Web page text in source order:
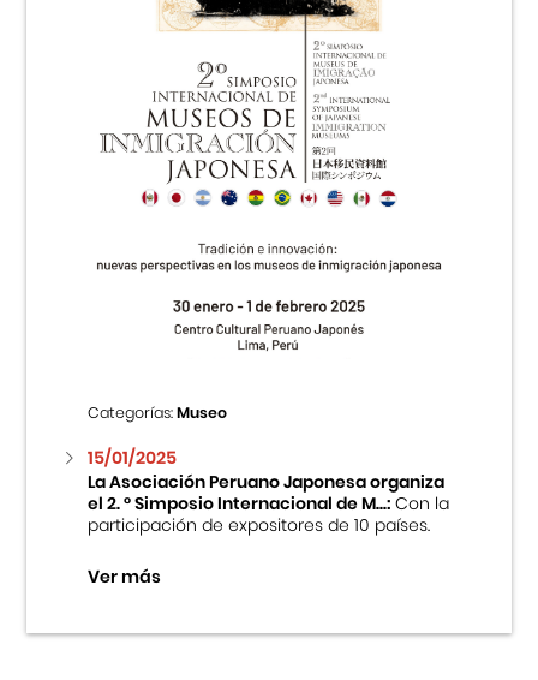
Categorías:Museo
15/01/2025
La Asociación Peruano Japonesa organiza
el 2. ° Simposio Internacional de M...:Con la
participación de expositores de 10 países.
Ver más